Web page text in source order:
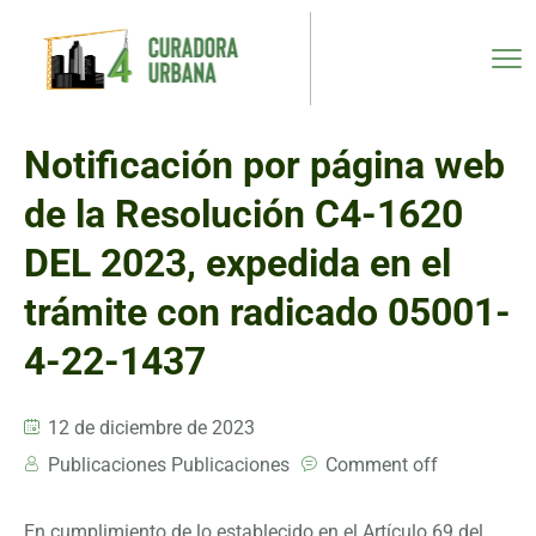
Notificación por página web
de la Resolución C4-1620
DEL 2023, expedida en el
trámite con radicado 05001-
4-22-1437
12 de diciembre de 2023
Publicaciones Publicaciones
Comment off